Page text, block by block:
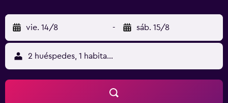
vie. 14/8 - sáb. 15/8
2 huéspedes, 1 habitación